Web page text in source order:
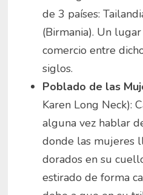
de 3 países:
(Birmania). Un
comercio entre
siglos.
Poblado de las
Karen Long Neck):
alguna vez hablar
donde las mujeres
dorados en su
estirado de forma